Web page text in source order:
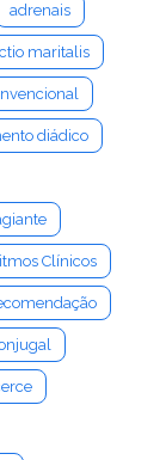
adrenais
maritalis
diádico
Clínicos